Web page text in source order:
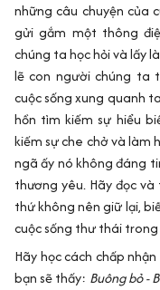
những câu chuyện của
gửi gắm một thông
chúng ta học hỏi và lấy
lẽ con người chúng ta
cuộc sống xung quanh
hồn tìm kiếm sự hiểu
kiếm sự che chở và làm
ngã ấy nó không đáng
thương yêu. Hãy đọc và
thứ không nên giữ lại,
cuộc sống thư thái
Hãy học cách chấp
bạn sẽ thấy: Buông bỏ -